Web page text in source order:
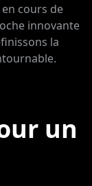
cours de
innovante
la
un